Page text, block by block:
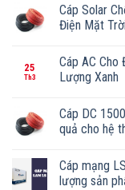
Cáp Solar
Điện Mặt Trời
25
Th3
Cáp AC Cho
Lượng Xanh
Cáp DC
quả cho hệ
Cáp mạng
lượng sản